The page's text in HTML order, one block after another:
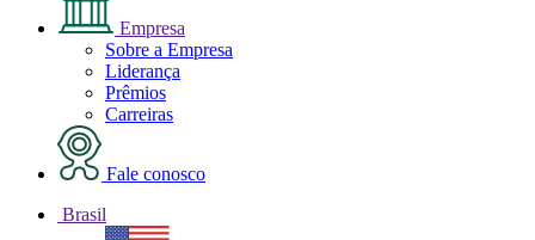
Empresa
Sobre a Empresa
Liderança
Prêmios
Carreiras
Fale conosco
Brasil